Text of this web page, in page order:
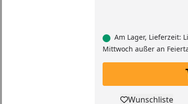
Am Lager, Lieferzeit:
Mittwoch außer an
Wunschliste